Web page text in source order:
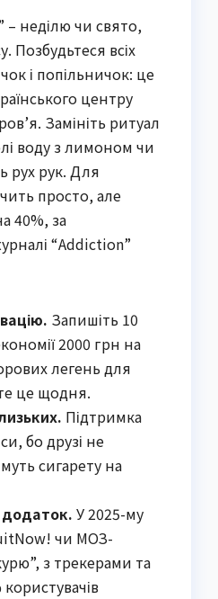
– неділю чи свято,
Позбудьтеся всіх
і попільничок: це
центру
Замініть ритуал
воду з лимоном чи
рух рук. Для
просто, але
40%, за
“Addiction”
Запишіть 10
2000 грн на
легень для
це щодня.
Підтримка
бо друзі не
сигарету на
У 2025-му
чи МОЗ-
з трекерами та